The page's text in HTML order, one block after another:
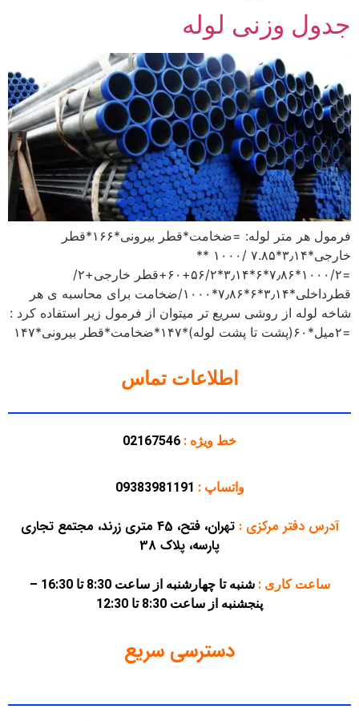
جدول وزنی لوله
فرمول هر متر لوله: =ضخامت*قطر بیرونی*۱۶۶*قطر
خارجی*۳٫۱۴*۷.۸۵ /۱۰۰۰ **
=۱۰۰۰/۲*۷٫۸۶*۶*۳٫۱۴*۵۶/۲+۶۰+قطر خارجی+۲/
قطرداخلی*۳٫۱۴*۶*۷٫۸۶*۱۰۰۰/ضخامت برای محاسبه ی هر
شاخه لوله از روشی سریع تر میتوان از فرمول زیر استفاده کرد :
=۲میل*۶۰(پشت تا پشت لوله)*۱۴۷*ضخامت*قطر بیرونی*۱۴۷
اطلاعات تماس
خط ویژه : 02167546
واتساپ : 09383981191
آدرس دفتر مرکزی:
تهران، فتح، 45 متری زرند، مجتمع تجاری
پارسه، پلاک 38
ساعت کاری :
شنبه تا چهارشنبه از ساعت 8:30 تا 16:30 –
پنجشنبه از ساعت 8:30 تا 12:30
دسترسی سریع